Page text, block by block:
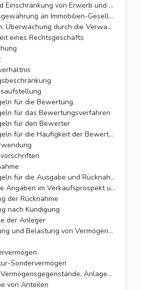
Verbot und Einschränkung von Erwerb und Veräußerung
Darlehensgewährung an Immobilien-Gesellschaften
Zahlungen, Überwachung durch die Verwahrstelle
eines Rechtsgeschäfts
für die Bewertung
für das Bewertungsverfahren
für den Bewerter
Sonderregeln für die Häufigkeit der Bewertung
Sonderregeln für die Ausgabe und Rücknahme von Anteilen
Zusätzliche Angaben im Verkaufsprospekt und in den Anlagebedingungen
der Rücknahme
nach Kündigung
der Anleger
Veräußerung und Belastung von Vermögensgegenständen
Sondervermögen
Zulässige Vermögensgegenstände, Anlagegrenzen
von Anteilen